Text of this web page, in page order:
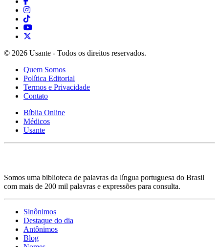
© 2026 Usante - Todos os direitos reservados.
Quem Somos
Política Editorial
Termos e Privacidade
Contato
Bíblia Online
Médicos
Usante
Somos uma biblioteca de palavras da língua portuguesa do Brasil
com mais de 200 mil palavras e expressões para consulta.
Sinônimos
Destaque do dia
Antônimos
Blog